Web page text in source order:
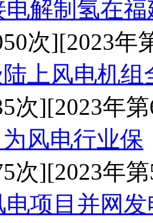
解制氢在福
次][2023年
上风电机组
次][2023年
为风电行业保
次][2023年
项目并网发